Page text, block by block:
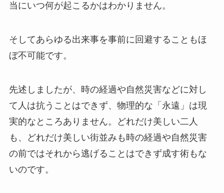
当にいつ何が起こるかはわかりません。
そしてあらゆる出来事を事前に回避することもほ
ぼ不可能です。
先述しましたが、時の経過や自然災害などに対し
て人は抗うことはできず、物理的な「永遠」は現
実的なところありません。どれだけ美しい二人
も、どれだけ美しい街並みも時の経過や自然災害
の前ではそれから逃げることはできず成す術もな
いのです。